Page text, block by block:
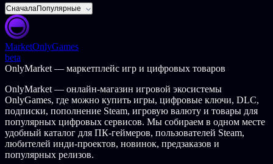
СначалаПопулярные
MarketOnlyGames
beta
OnlyMarket — маркетплейс игр и цифровых товаров
OnlyMarket — онлайн-магазин игровой экосистемы
OnlyGames, где можно купить игры, цифровые ключи, DLC,
подписки, пополнение Steam, игровую валюту и товары для
популярных цифровых сервисов. Мы собираем в одном месте
удобный каталог для ПК-геймеров, пользователей Steam,
любителей инди-проектов, новинок, предзаказов и
популярных релизов.